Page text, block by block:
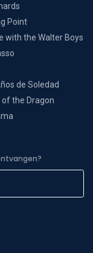
Point
with the Walter Boys
de Soledad
of the Dragon